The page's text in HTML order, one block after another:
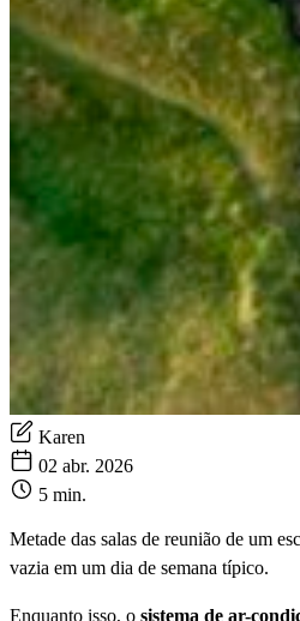
Karen
02 abr. 2026
5 min.
Metade das salas de reunião de um
vazia em um dia de semana típico.
Enquanto isso, o sistema de ar-